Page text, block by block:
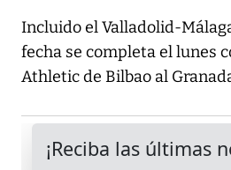
Incluido el Valladolid-
fecha se completa el lunes
Athletic de Bilbao al